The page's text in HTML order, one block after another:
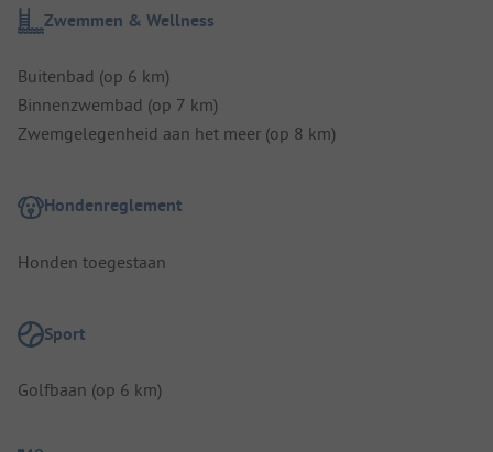
Zwemmen & Wellness
Buitenbad (op 6 km)
Binnenzwembad (op 7 km)
Zwemgelegenheid aan het meer (op 8 km)
Hondenreglement
Honden toegestaan
Sport
Golfbaan (op 6 km)